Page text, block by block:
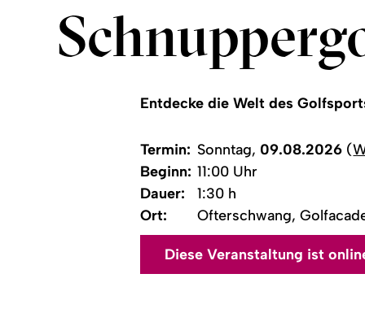
Entdecke die Welt des
Termin: Sonntag, 09.08.2026 (
Beginn: 11:00 Uhr
Dauer:
1:30 h
Ort:
Ofterschwang,
Diese Veranstaltung ist